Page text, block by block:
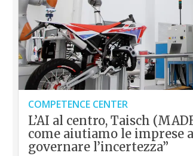
COMPETENCE CENTER
L’AI al centro, Taisch
come aiutiamo le imprese a
governare l’incertezza”